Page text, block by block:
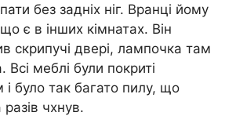
без задніх ніг. Вранці йому
є в інших кімнатах. Він
скрипучі двері, лампочка там
меблі були покриті
було так багато пилу, що
разів чхнув.